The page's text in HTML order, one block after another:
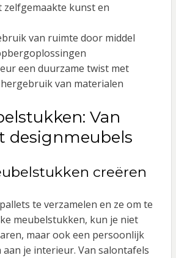
kunst en
van ruimte door middel
een duurzame twist met
van materialen
Van
designmeubels
creëren
te verzamelen en ze om te
meubelstukken, kun je niet
maar ook een persoonlijk
je interieur. Van salontafels